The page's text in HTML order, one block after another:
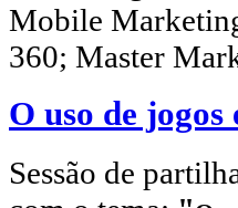
Mobile
360; Master
O uso de
Sessão de